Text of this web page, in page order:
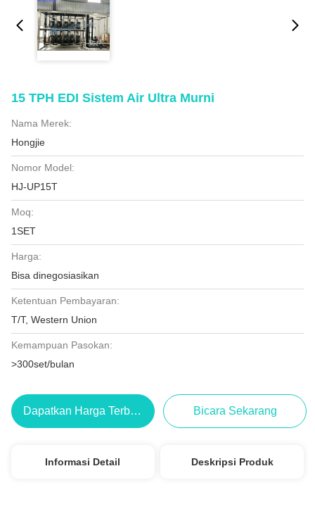
15 TPH EDI Sistem Air Ultra Murni
Nama Merek:
Hongjie
Nomor Model:
HJ-UP15T
Moq:
1SET
Harga:
Bisa dinegosiasikan
Ketentuan Pembayaran:
T/T, Western Union
Kemampuan Pasokan:
>300set/bulan
Dapatkan Harga Terbaik Bicara Sekarang
Informasi Detail Deskripsi Produk